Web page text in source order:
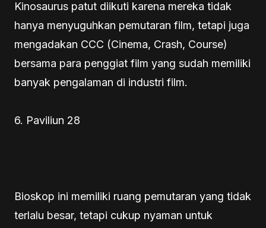
Kinosaurus patut diikuti karena mereka tidak
hanya menyuguhkan pemutaran film, tetapi juga
mengadakan CCC (Cinema, Crash, Course)
bersama para penggiat film yang sudah memiliki
banyak pengalaman di industri film.
6. Paviliun 28
Bioskop ini memiliki ruang pemutaran yang tidak
terlalu besar, tetapi cukup nyaman untuk